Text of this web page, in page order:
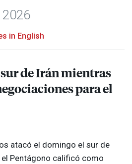
in English
sur de Irán mientras
para el
atacó el domingo el sur de
el Pentágono calificó como